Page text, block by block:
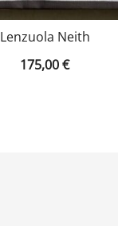
Lenzuola Neith
175,00€